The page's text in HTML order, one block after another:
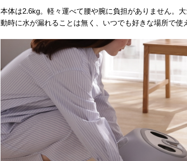
本体は2.6kg。軽々運べて腰や腕に負担がありません。
動時に水が漏れることは無く、いつでも好きな場所で使